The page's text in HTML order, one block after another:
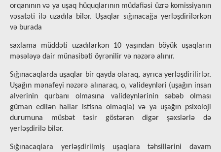
orqanının və ya uşaq hüquqlarının müdafiəsi üzrə komissiyanın
vəsatəti ilə uzadıla bilər. Uşaqlar sığınacağa yerləşdirilərkən
və burada
saxlama müddəti uzadılarkən 10 yaşından böyük uşaqların
məsələyə dair münasibəti öyrənilir və nəzərə alınır.
Sığınacaqlarda uşaqlar bir qayda olaraq, ayrıca yerləşdirilirlər.
Uşağın mənafeyi nəzərə alınaraq, o, valideynləri (uşağın insan
alverinin qurbanı olmasına valideynlərinin səbəb olması
güman edilən hallar istisna olmaqla) və ya uşağın psixoloji
durumuna müsbət təsir göstərən digər şəxslərlə də
yerləşdirilə bilər.
Sığınacaqlara yerləşdirilmiş uşaqlara təhsillərini davam